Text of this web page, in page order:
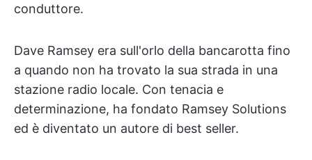
conduttore.
Dave Ramsey era sull'orlo della bancarotta fino
a quando non ha trovato la sua strada in una
stazione radio locale. Con tenacia e
determinazione, ha fondato Ramsey Solutions
ed è diventato un autore di best seller.